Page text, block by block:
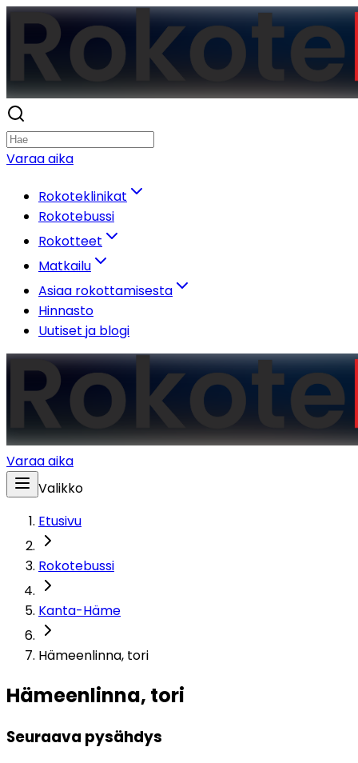
Varaa aika
Rokoteklinikat
Rokotebussi
Rokotteet
Matkailu
Asiaa rokottamisesta
Hinnasto
Uutiset ja blogi
Varaa aika
Valikko
Etusivu
Rokotebussi
Kanta-Häme
Hämeenlinna, tori
Hämeenlinna, tori
Seuraava pysähdys